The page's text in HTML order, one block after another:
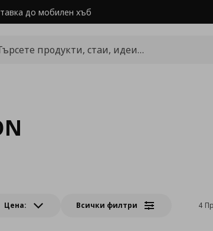
до мобилен хъб
Цена: Всички филтри 4